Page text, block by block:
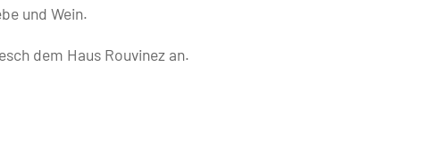
und Wein.
dem Haus Rouvinez an.